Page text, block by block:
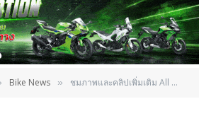
Bike News » ชมภาพและคลิปเพิ่มเติม All New 2016 Honda CBR150R ควบเปิดตัวโดย Marquez และ Pedrosa